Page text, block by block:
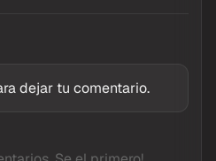
dejar tu comentario.